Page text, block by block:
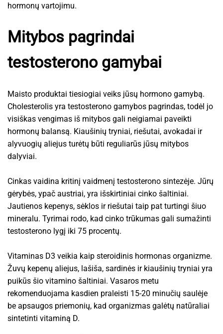
hormonų vartojimu.
Mitybos pagrindai
testosterono gamybai
Maisto produktai tiesiogiai veiks jūsų hormono gamybą.
Cholesterolis yra testosterono gamybos pagrindas, todėl jo
visiškas vengimas iš mitybos gali neigiamai paveikti
hormonų balansą. Kiaušinių tryniai, riešutai, avokadai ir
alyvuogių aliejus turėtų būti reguliarūs jūsų mitybos
dalyviai.
Cinkas vaidina kritinį vaidmenį testosterono sintezėje. Jūrų
gėrybės, ypač austriai, yra išskirtiniai cinko šaltiniai.
Jautienos kepenys, sėklos ir riešutai taip pat turtingi šiuo
mineralu. Tyrimai rodo, kad cinko trūkumas gali sumažinti
testosterono lygį iki 75 procentų.
Vitaminas D3 veikia kaip steroidinis hormonas organizme.
Žuvų kepenų aliejus, lašiša, sardinės ir kiaušinių tryniai yra
puikūs šio vitamino šaltiniai. Vasaros metu
rekomenduojama kasdien praleisti 15-20 minučių saulėje
be apsaugos priemonių, kad organizmas galėtų natūraliai
sintetinti vitaminą D.